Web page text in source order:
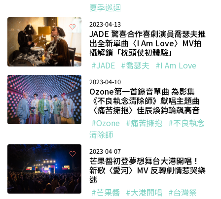
夏季巡迴
2023-04-13
JADE 驚喜合作喜劇演員喬瑟夫推
出全新單曲〈I Am Love〉MV拍
攝解鎖「枕頭仗初體驗」
#JADE #喬瑟夫 #I Am Love
2023-04-10
Ozone第一首錄音單曲 為影集
《不良執念清除師》獻唱主題曲
〈痛苦擁抱〉佳辰煥鈞輪飆高音
#Ozone #痛苦擁抱 #不良執念
清除師
2023-04-07
芒果醬初登夢想舞台大港開唱！
新歌〈愛河〉MV 反轉劇情惹哭樂
迷
#芒果醬 #大港開唱 #台灣祭